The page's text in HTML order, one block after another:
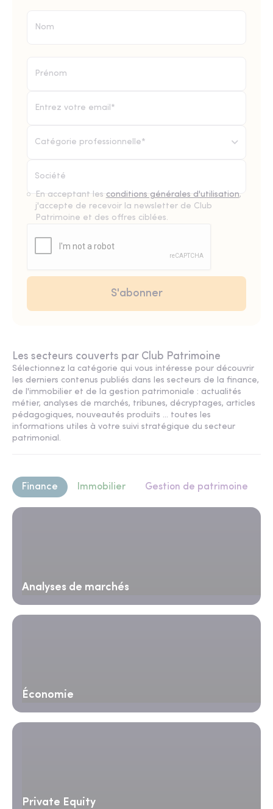
Catégorie professionnelle*
En acceptant les conditions générales d'utilisation,
j'accepte de recevoir la newsletter de Club
Patrimoine et des offres ciblées.
Les secteurs couverts par Club Patrimoine
Sélectionnez la catégorie qui vous intéresse pour découvrir
les derniers contenus publiés dans les secteurs de la finance,
de l'immobilier et de la gestion patrimoniale : actualités
métier, analyses de marchés, tribunes, décryptages, articles
pédagogiques, nouveautés produits ... toutes les
informations utiles à votre suivi stratégique du secteur
patrimonial.
Finance Immobilier Gestion de patrimoine
Analyses de marchés
Économie
Private Equity